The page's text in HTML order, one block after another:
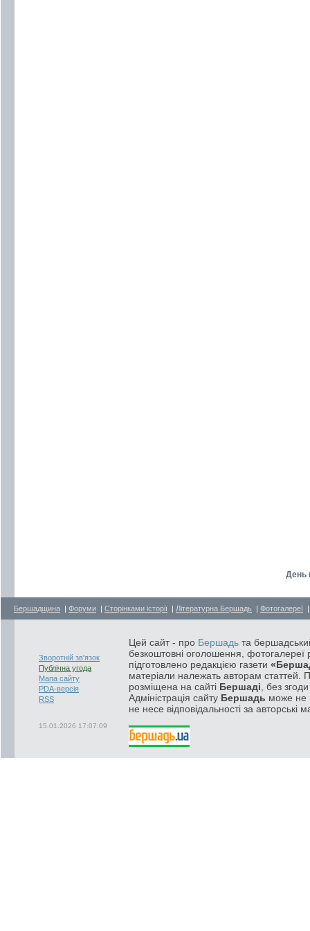
День
Бершадщина | Форуми | Сторінками історії | Літературна Бершадь | Фотогалереї
Зворотній зв'язок
Публічна угода
Мапа сайту
PDA-версія
RSS
15.01.2026 17:07:09
Цей сайт - про Бершадь та
безкоштовні оголошення, фотогалереї
підготовлено редакцією газети
матеріали належать авторам статтей.
розміщена на сайті Бершаді , без
Адміністрація сайту Бершадь може не
не несе відповідальності за авторські